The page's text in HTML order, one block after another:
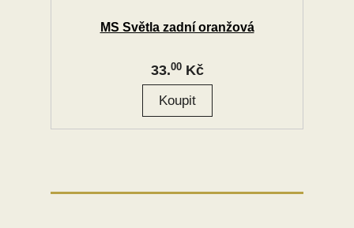
MS Světla zadní oranžová
33.00Kč